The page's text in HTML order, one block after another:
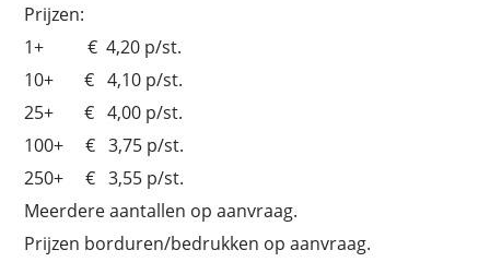
Prijzen:
1+ € 4,20 p/st.
10+ € 4,10 p/st.
25+ € 4,00 p/st.
100+ € 3,75 p/st.
250+ € 3,55 p/st.
Meerdere aantallen op aanvraag.
Prijzen borduren/bedrukken op aanvraag.